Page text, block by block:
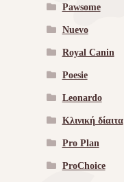
Pawsome
Nuevo
Royal Canin
Poesie
Leonardo
Κλινική δίαιτα
Pro Plan
ProChoice